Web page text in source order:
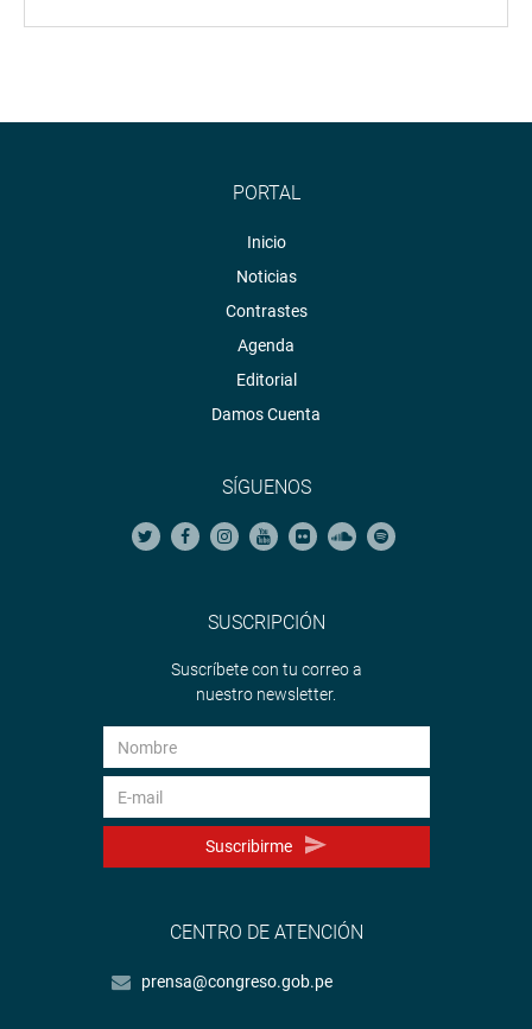
PORTAL
Inicio
Noticias
Contrastes
Agenda
Editorial
Damos Cuenta
SÍGUENOS
SUSCRIPCIÓN
Suscríbete con tu correo a
nuestro newsletter.
Suscribirme
CENTRO DE ATENCIÓN
prensa@congreso.gob.pe